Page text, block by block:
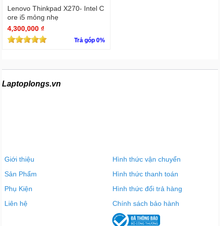
Lenovo Thinkpad X270- Intel C
ore i5 mỏng nhẹ
4,300,000 ₫
Trả góp 0%
Laptoplongs.vn
Giới thiệu
Sản Phẩm
Phụ Kiện
Liên hệ
Hình thức vận chuyển
Hình thức thanh toán
Hình thức đổi trả hàng
Chính sách bảo hành